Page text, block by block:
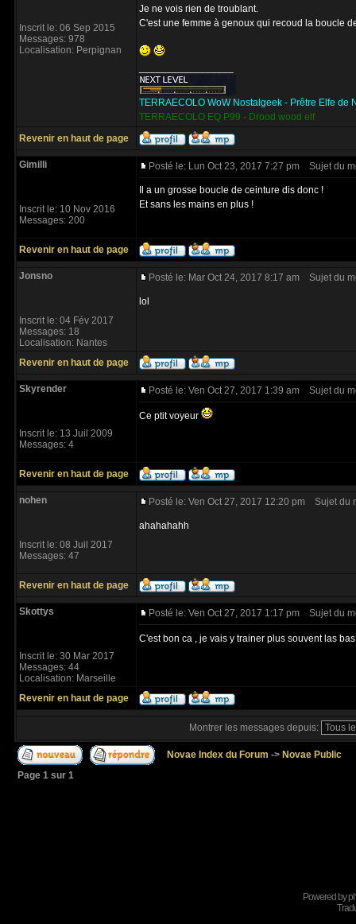
Inscrit le: 06 Sep 2015
Messages: 978
Localisation: Perpignan
Je ne vois rien de troublant.
C'est une femme à genoux qui recoud la boucle
TERRAECOLO WoW Nostalgeek - Prêtre Elfe de
TERRAECOLO EQ P99 - Drood wood elf
Revenir en haut de page
Gimilli
Inscrit le: 10 Nov 2016
Messages: 200
Posté le: Lun Oct 23, 2017 7:27 pm Sujet du
Il a un grosse boucle de ceinture dis donc !
Et sans les mains en plus !
Revenir en haut de page
Jonsno
Inscrit le: 04 Fév 2017
Messages: 18
Localisation: Nantes
Posté le: Mar Oct 24, 2017 8:17 am Sujet du
lol
Revenir en haut de page
Skyrender
Inscrit le: 13 Juil 2009
Messages: 4
Posté le: Ven Oct 27, 2017 1:39 am Sujet du
Ce ptit voyeur
Revenir en haut de page
nohen
Inscrit le: 08 Juil 2017
Messages: 47
Posté le: Ven Oct 27, 2017 12:20 pm Sujet du
ahahahahh
Revenir en haut de page
Skottys
Inscrit le: 30 Mar 2017
Messages: 44
Localisation: Marseille
Posté le: Ven Oct 27, 2017 1:17 pm Sujet du
C'est bon ca , je vais y trainer plus souvent las
Revenir en haut de page
Montrer les messages depuis:
Novae Index du Forum -> Novae Public
Page 1 sur 1
Powered by